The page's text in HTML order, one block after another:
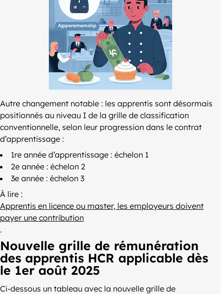
Autre changement notable : les apprentis sont désormais
positionnés au niveau I de la grille de classification
conventionnelle, selon leur progression dans le contrat
d’apprentissage :
1re année d’apprentissage : échelon 1
2e année : échelon 2
3e année : échelon 3
À lire :
Apprentis en licence ou master, les employeurs doivent
payer une contribution
.
Nouvelle grille de rémunération
des apprentis HCR applicable dès
le 1er août 2025
Ci-dessous un tableau avec la nouvelle grille de